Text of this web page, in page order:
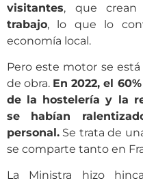
visitantes, que crean
trabajo, lo que lo
economía local.
Pero este motor se
de obra. En 2022, el
de la hostelería y la
se habían
personal. Se trata de
se comparte tanto en
La Ministra hizo